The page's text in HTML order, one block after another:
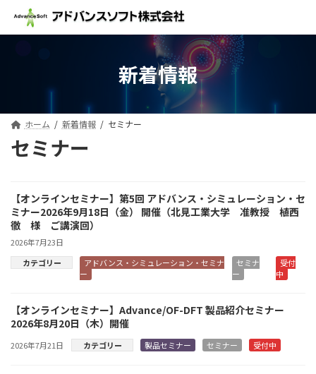
テ
ゲ
新着情報
ホーム 新着情報 セミナー
セミナー
【オンラインセミナー】第5回 アドバンス・シミュレーション・セ
ミナー2026年9月18日（金） 開催（北見工業大学 准教授 植西
徹 様 ご講演回）
2026年7月23日
カテゴリー
アドバンス・シミュレーション・セミナ
ー
セミナ
ー
受付
中
【オンラインセミナー】Advance/OF-DFT 製品紹介セミナー
2026年8月20日（木）開催
2026年7月21日 カテゴリー 製品セミナー セミナー 受付中